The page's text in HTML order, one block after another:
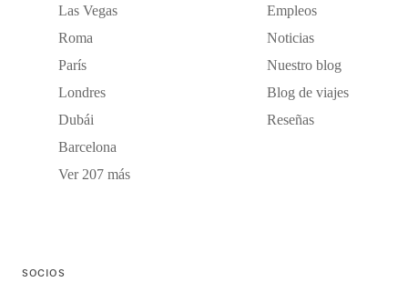
Las Vegas
Roma
París
Londres
Dubái
Barcelona
Ver 207 más
Empleos
Noticias
Nuestro blog
Blog de viajes
Reseñas
SOCIOS